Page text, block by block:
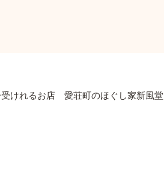
けれるお店 愛荘町のほぐし家新風堂